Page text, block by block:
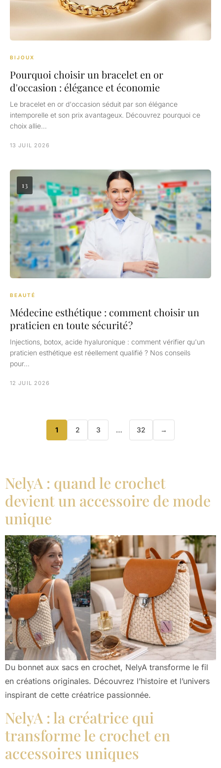
BIJOUX
Pourquoi choisir un bracelet en or
d'occasion : élégance et économie
Le bracelet en or d'occasion séduit par son élégance
intemporelle et son prix avantageux. Découvrez pourquoi ce
choix allie…
13 JUIL 2026
13
BEAUTÉ
Médecine esthétique : comment choisir un
praticien en toute sécurité ?
Injections, botox, acide hyaluronique : comment vérifier qu'un
praticien esthétique est réellement qualifié ? Nos conseils
pour…
12 JUIL 2026
1 2 3 … 32 →
NelyA : quand le crochet
devient un accessoire de mode
unique
Du bonnet aux sacs en crochet, NelyA transforme le fil
en créations originales. Découvrez l’histoire et l’univers
inspirant de cette créatrice passionnée.
NelyA : la créatrice qui
transforme le crochet en
accessoires uniques